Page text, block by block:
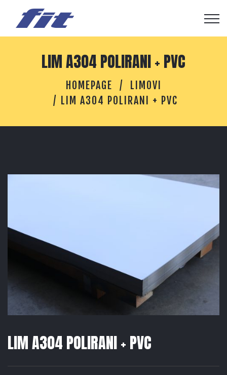
LIM A304 POLIRANI + PVC
HOMEPAGE
LIMOVI
LIM A304 POLIRANI + PVC
LIM A304 POLIRANI + PVC